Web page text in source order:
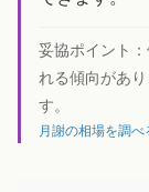
妥協ポイント：
れる傾向があ
す。
月謝の相場を調